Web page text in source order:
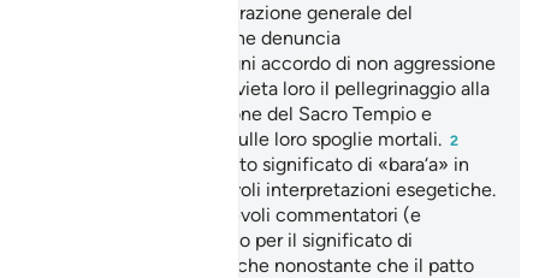
sia relativa alla considerazione generale del
contenuto della sura che denuncia
inequivocabilmente ogni accordo di non aggressione
stipulato con i pagani, vieta loro il pellegrinaggio alla
Mecca, la frequentazione del Sacro Tempio e
interdice la preghiera sulle loro spoglie mortali. 2
Abbiamo ritenuto questo significato di «bara‘a» in
base ad alcune autorevoli interpretazioni esegetiche.
Altri, altrettanto autorevoli commentatori (e
traduttori) hanno optato per il significato di
«Immunità» nel senso che nonostante che il patto